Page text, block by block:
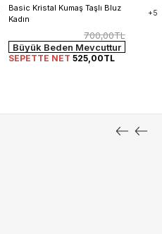
Basic Kristal Kumaş Taşlı Bluz
Kadın
+5
700,00TL
Büyük Beden Mevcuttur
SEPETTE NET 525,00TL